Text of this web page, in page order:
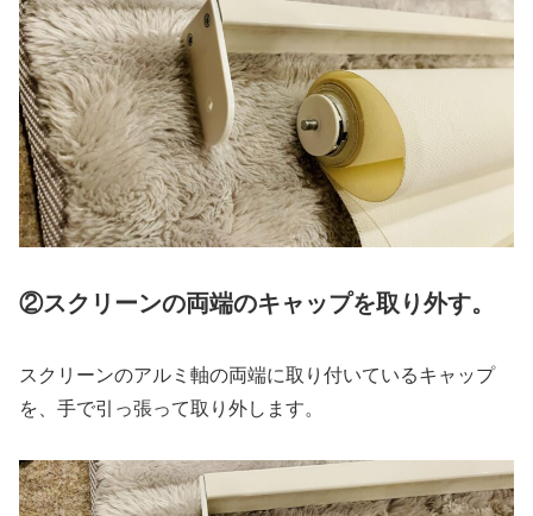
②スクリーンの両端のキャップを取り外す。
スクリーンのアルミ軸の両端に取り付いているキャップ
を、手で引っ張って取り外します。